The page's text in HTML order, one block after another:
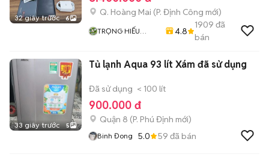
32 giây trước 6
Q. Hoàng Mai (P. Định Công mới)
TRỌNG HIẾU
4.8
1909 đã
bán
33 giây trước 5
Tủ lạnh Aqua 93 lít Xám đã sử dụng
Đã sử dụng < 100 lít
900.000 đ
Quận 8 (P. Phú Định mới)
Binh Đong 5.0 59 đã bán